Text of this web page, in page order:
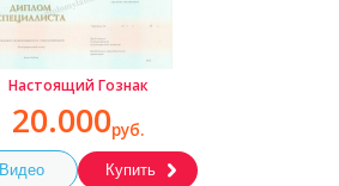
Настоящий Гознак
20.000руб.
Видео Купить